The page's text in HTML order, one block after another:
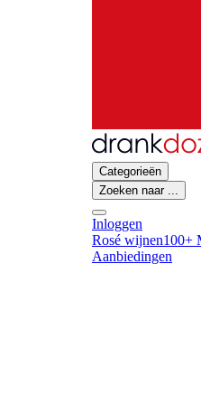
Categorieën
Zoeken naar ...
Inloggen
Rosé wijnen100+
Aanbiedingen